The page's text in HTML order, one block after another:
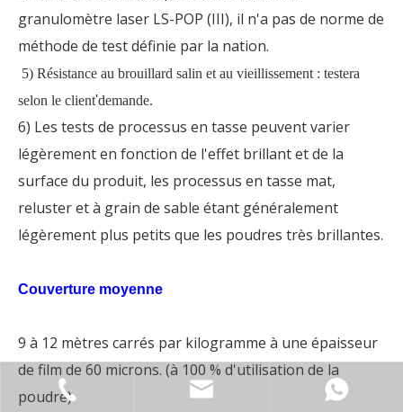
granulomètre laser LS-POP (III), il n'a pas de norme de
méthode de test définie par la nation.
5) Résistance au brouillard salin et au vieillissement : testera
selon le client'demande.
6) Les tests de processus en tasse peuvent varier
légèrement en fonction de l'effet brillant et de la
surface du produit, les processus en tasse mat,
reluster et à grain de sable étant généralement
légèrement plus petits que les poudres très brillantes.
Couverture moyenne
9 à 12 mètres carrés par kilogramme à une épaisseur
de film de 60 microns. (à 100 % d'utilisation de la
poudre)